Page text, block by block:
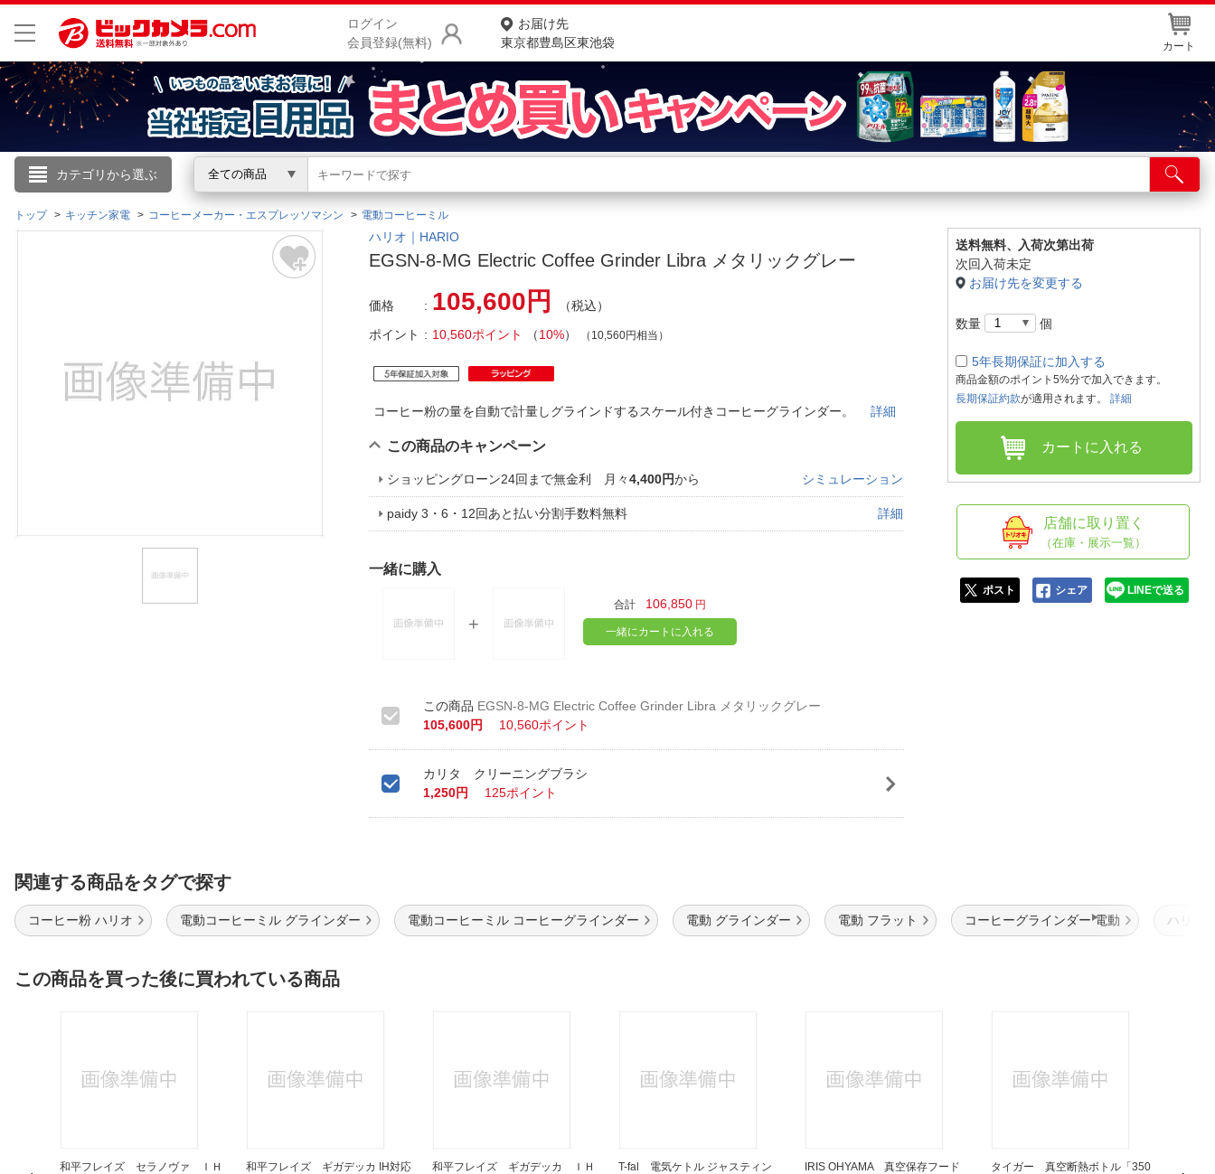
ログイン
会員登録(無料)
お届け先
東京都豊島区東池袋
カート
カテゴリから選ぶ 全ての商品
こんにちは
ログイン
閲覧履歴
商品をさがす
ランキングからさがす
お客様サポート
ご利用ガイド
よくある質問・お問合せ
ご利用規約
店舗サービス
ネット取り置き
店舗情報・店舗一覧
法人窓口
トップ キッチン家電 コーヒーメーカー・エスプレッソマシン 電動コーヒーミル
ハリオ｜HARIO
EGSN-8-MG Electric Coffee Grinder Libra メタリックグレー
価格 105,600円
（税込）
ポイント
10,560ポイント （10%） （10,560円相当）
コーヒー粉の量を自動で計量しグラインドするスケール付きコーヒーグラインダー。詳細
この商品のキャンペーン
ショッピングローン24回まで無金利 月々4,400円から シミュレーション
paidy 3・6・12回あと払い分割手数料無料 詳細
一緒に購入
合計 106,850 円
一緒にカートに入れる
EGSN-8-MG Electric Coffee Grinder Libra メタリックグレー
105,600円
10,560ポイント
カリタ クリーニングブラシ
1,250円
125ポイント
送料無料、
入荷次第出荷
次回入荷未定
お届け先を変更する
数量 個
5年長期保証に加入する
商品金額のポイント5%分で加入できます。
長期保証約款が適用されます。 詳細
カートに入れる
店舗に取り置く
（在庫・展示一覧）
ポスト シェア LINEで送る
関連する商品をタグで探す
コーヒー粉 ハリオ 電動コーヒーミル グラインダー 電動コーヒーミル コーヒーグラインダー 電動 グラインダー 電動 フラット コーヒーグラインダー 電動 ハリオ
この商品を買った後に買われている商品
和平フレイズ セラノヴァ ＩＨ
和平フレイズ ギガデッカ IH対応
和平フレイズ ギガデッカ ＩＨ
T-fal 電気ケトル ジャスティン
IRIS OHYAMA 真空保存フード
タイガー 真空断熱ボトル「350